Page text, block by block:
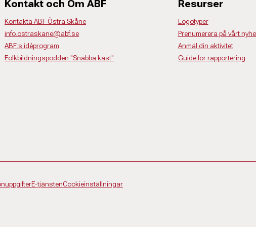
Kontakt och Om ABF
Kontakta ABF Östra Skåne
info.ostraskane@abf.se
ABF:s idéprogram
Folkbildningspodden "Snabba kast"
Resurser
Logotyper
Prenumerera på vårt
Anmäl din aktivitet
Guide för rapportering
E-tjänstenCookieinställningar